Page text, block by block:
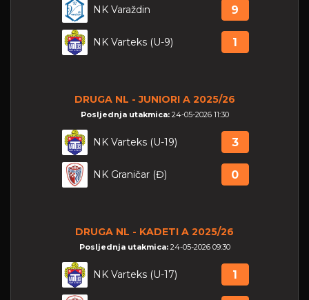
NK Varaždin 9
NK Varteks (U-9) 1
DRUGA NL - JUNIORI A 2025/26
Posljednja utakmica: 24-05-2026 11:30
NK Varteks (U-19) 3
NK Graničar (Đ) 0
DRUGA NL - KADETI A 2025/26
Posljednja utakmica: 24-05-2026 09:30
NK Varteks (U-17) 1